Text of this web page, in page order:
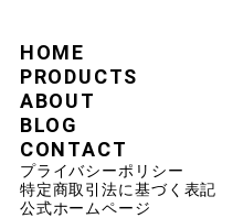
HOME
PRODUCTS
ABOUT
BLOG
CONTACT
プライバシーポリシー
特定商取引法に基づく表記
公式ホームページ